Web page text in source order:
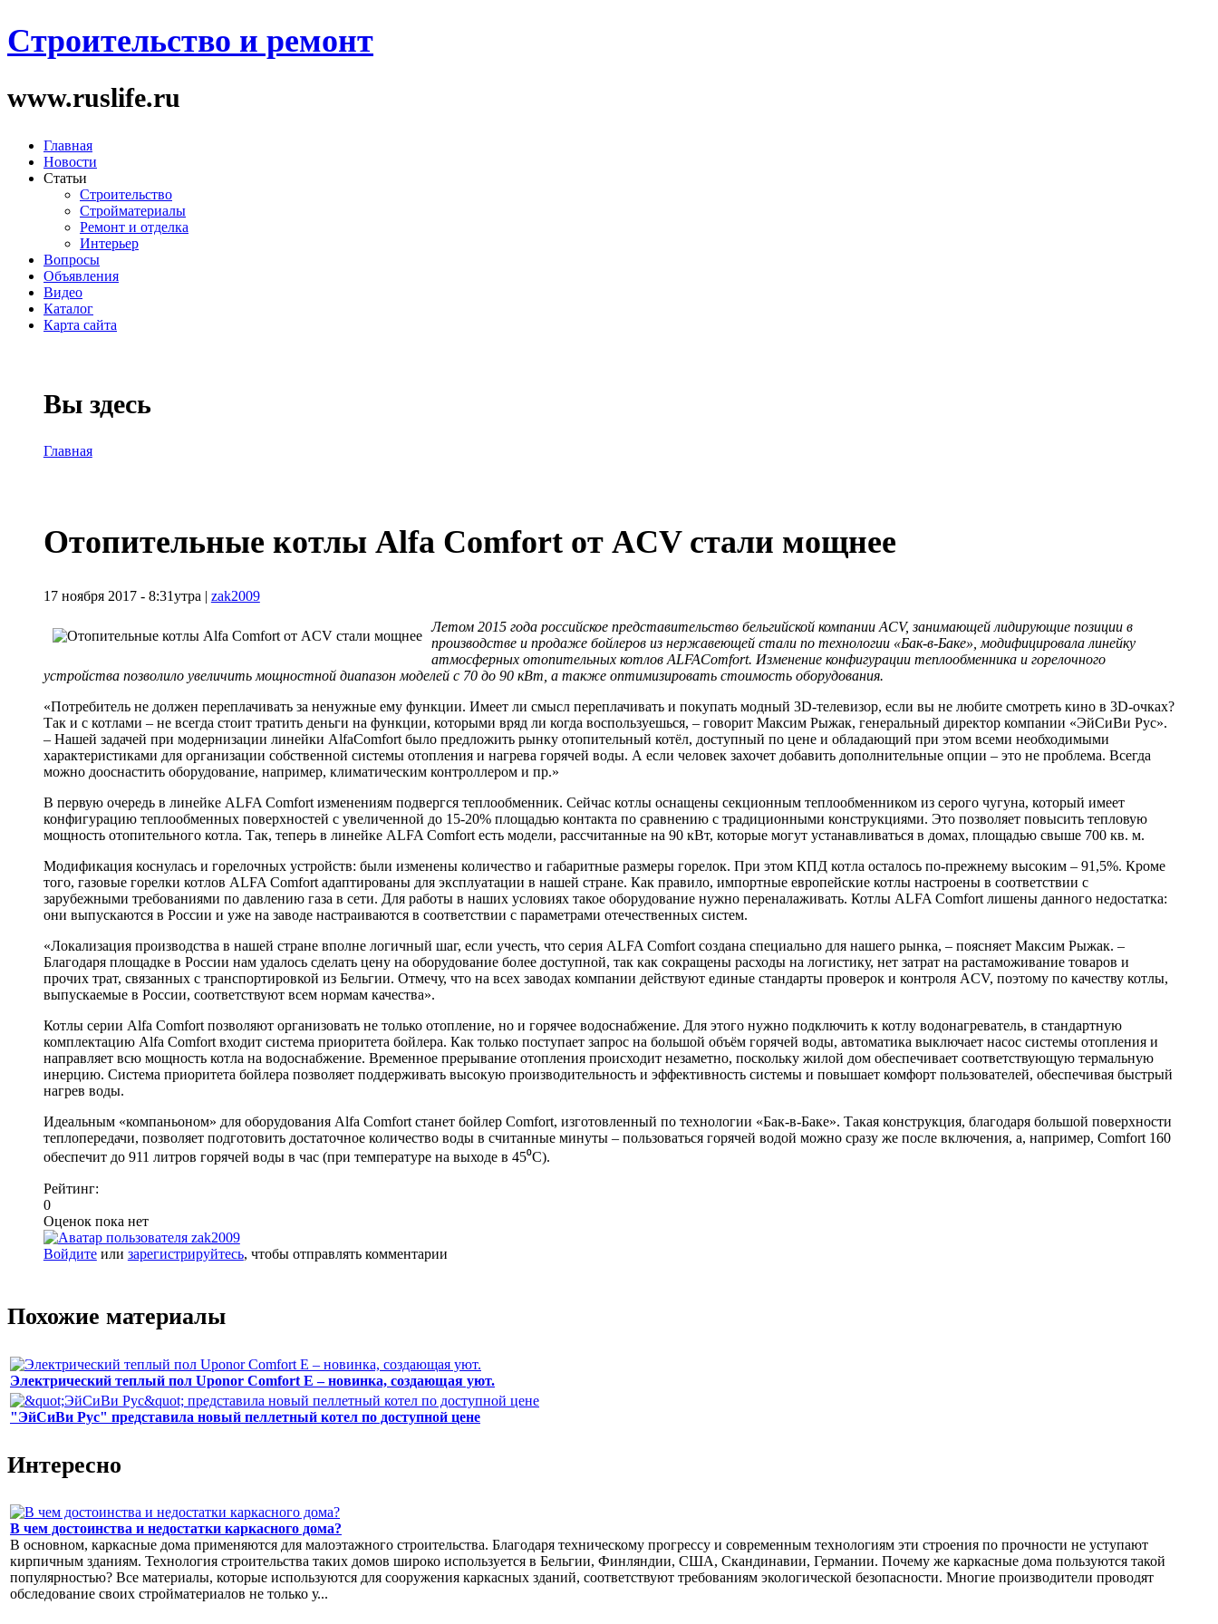
Строительство и ремонт
www.ruslife.ru
Главная
Новости
Статьи
Строительство
Стройматериалы
Ремонт и отделка
Интерьер
Вопросы
Объявления
Видео
Каталог
Карта сайта
Вы здесь
Главная
Отопительные котлы Alfa Comfort от ACV стали мощнее
17 ноября 2017 - 8:31утра | zak2009
Летом 2015 года российское представительство бельгийской компании ACV, занимающей лидирующие позиции в
производстве и продаже бойлеров из нержавеющей стали по технологии «Бак-в-Баке», модифицировала линейку
атмосферных отопительных котлов ALFAComfort. Изменение конфигурации теплообменника и горелочного
устройства позволило увеличить мощностной диапазон моделей с 70 до 90 кВт, а также оптимизировать стоимость оборудования.
«Потребитель не должен переплачивать за ненужные ему функции. Имеет ли смысл переплачивать и покупать модный 3D-телевизор, если вы не любите смотреть кино в 3D-очках?
Так и с котлами – не всегда стоит тратить деньги на функции, которыми вряд ли когда воспользуешься, – говорит Максим Рыжак, генеральный директор компании «ЭйСиВи Рус».
– Нашей задачей при модернизации линейки AlfaComfort было предложить рынку отопительный котёл, доступный по цене и обладающий при этом всеми необходимыми
характеристиками для организации собственной системы отопления и нагрева горячей воды. А если человек захочет добавить дополнительные опции – это не проблема. Всегда
можно дооснастить оборудование, например, климатическим контроллером и пр.»
В первую очередь в линейке ALFA Comfort изменениям подвергся теплообменник. Сейчас котлы оснащены секционным теплообменником из серого чугуна, который имеет
конфигурацию теплообменных поверхностей с увеличенной до 15-20% площадью контакта по сравнению с традиционными конструкциями. Это позволяет повысить тепловую
мощность отопительного котла. Так, теперь в линейке ALFA Comfort есть модели, рассчитанные на 90 кВт, которые могут устанавливаться в домах, площадью свыше 700 кв. м.
Модификация коснулась и горелочных устройств: были изменены количество и габаритные размеры горелок. При этом КПД котла осталось по-прежнему высоким – 91,5%. Кроме
того, газовые горелки котлов ALFA Comfort адаптированы для эксплуатации в нашей стране. Как правило, импортные европейские котлы настроены в соответствии с
зарубежными требованиями по давлению газа в сети. Для работы в наших условиях такое оборудование нужно переналаживать. Котлы ALFA Comfort лишены данного недостатка:
они выпускаются в России и уже на заводе настраиваются в соответствии с параметрами отечественных систем.
«Локализация производства в нашей стране вполне логичный шаг, если учесть, что серия ALFA Comfort создана специально для нашего рынка, – поясняет Максим Рыжак. –
Благодаря площадке в России нам удалось сделать цену на оборудование более доступной, так как сокращены расходы на логистику, нет затрат на растаможивание товаров и
прочих трат, связанных с транспортировкой из Бельгии. Отмечу, что на всех заводах компании действуют единые стандарты проверок и контроля ACV, поэтому по качеству котлы,
выпускаемые в России, соответствуют всем нормам качества».
Котлы серии Alfa Comfort позволяют организовать не только отопление, но и горячее водоснабжение. Для этого нужно подключить к котлу водонагреватель, в стандартную
комплектацию Alfa Comfort входит система приоритета бойлера. Как только поступает запрос на большой объём горячей воды, автоматика выключает насос системы отопления и
направляет всю мощность котла на водоснабжение. Временное прерывание отопления происходит незаметно, поскольку жилой дом обеспечивает соответствующую термальную
инерцию. Система приоритета бойлера позволяет поддерживать высокую производительность и эффективность системы и повышает комфорт пользователей, обеспечивая быстрый
нагрев воды.
Идеальным «компаньоном» для оборудования Alfa Comfort станет бойлер Comfort, изготовленный по технологии «Бак-в-Баке». Такая конструкция, благодаря большой поверхности
теплопередачи, позволяет подготовить достаточное количество воды в считанные минуты – пользоваться горячей водой можно сразу же после включения, а, например, Comfort 160
обеспечит до 911 литров горячей воды в час (при температуре на выходе в 45⁰С).
Рейтинг:
0
Оценок пока нет
Войдитеили зарегистрируйтесь, чтобы отправлять комментарии
Похожие материалы
Электрический теплый пол Uponor Comfort E – новинка, создающая уют.
"ЭйСиВи Рус" представила новый пеллетный котел по доступной цене
Интересно
В чем достоинства и недостатки каркасного дома?
В основном, каркасные дома применяются для малоэтажного строительства. Благодаря техническому прогрессу и современным технологиям эти строения по прочности не уступают
кирпичным зданиям. Технология строительства таких домов широко используется в Бельгии, Финляндии, США, Скандинавии, Германии. Почему же каркасные дома пользуются такой
популярностью? Все материалы, которые используются для сооружения каркасных зданий, соответствуют требованиям экологической безопасности. Многие производители проводят
обследование своих стройматериалов не только у...